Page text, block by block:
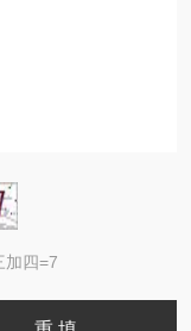
加四=7